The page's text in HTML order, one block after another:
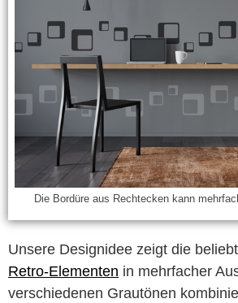
Die Bordüre aus Rechtecken kann
Unsere Designidee zeigt die
Retro-Elementen in mehrfacher
verschiedenen Grautönen